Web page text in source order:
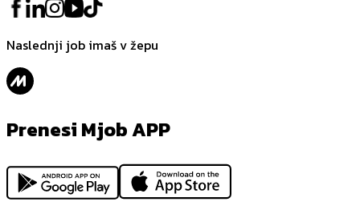
Naslednji job imaš v žepu
Prenesi Mjob APP